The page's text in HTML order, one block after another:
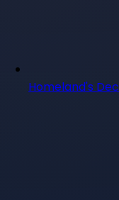
Homeland's